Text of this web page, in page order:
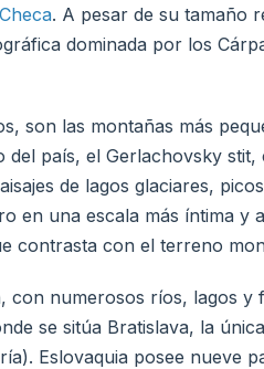
. A pesar de su tamaño
dominada por los
son las montañas más
país, el Gerlachovsky stit,
de lagos glaciares,
en una escala más íntima y
contrasta con el terreno
numerosos ríos, lagos y
se sitúa Bratislava, la
Eslovaquia posee nueve